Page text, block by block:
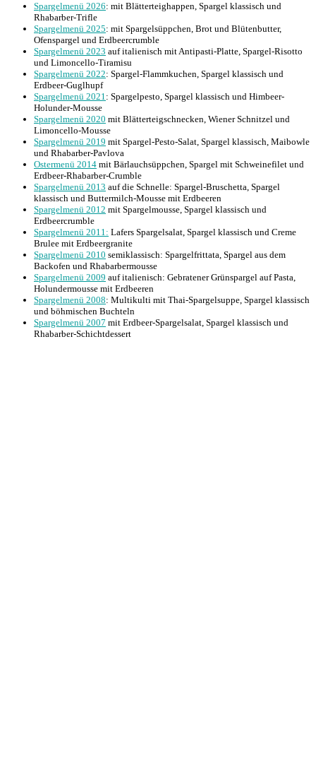
Spargelmenü 2026: mit Blätterteighappen, Spargel klassisch und
Rhabarber-Trifle
Spargelmenü 2025: mit Spargelsüppchen, Brot und Blütenbutter,
Ofenspargel und Erdbeercrumble
Spargelmenü 2023 auf italienisch mit Antipasti-Platte, Spargel-Risotto
und Limoncello-Tiramisu
Spargelmenü 2022: Spargel-Flammkuchen, Spargel klassisch und
Erdbeer-Guglhupf
Spargelmenü 2021: Spargelpesto, Spargel klassisch und Himbeer-
Holunder-Mousse
Spargelmenü 2020 mit Blätterteigschnecken, Wiener Schnitzel und
Limoncello-Mousse
Spargelmenü 2019 mit Spargel-Pesto-Salat, Spargel klassisch, Maibowle
und Rhabarber-Pavlova
Ostermenü 2014 mit Bärlauchsüppchen, Spargel mit Schweinefilet und
Erdbeer-Rhabarber-Crumble
Spargelmenü 2013 auf die Schnelle: Spargel-Bruschetta, Spargel
klassisch und Buttermilch-Mousse mit Erdbeeren
Spargelmenü 2012 mit Spargelmousse, Spargel klassisch und
Erdbeercrumble
Spargelmenü 2011: Lafers Spargelsalat, Spargel klassisch und Creme
Brulee mit Erdbeergranite
Spargelmenü 2010 semiklassisch: Spargelfrittata, Spargel aus dem
Backofen und Rhabarbermousse
Spargelmenü 2009 auf italienisch: Gebratener Grünspargel auf Pasta,
Holundermousse mit Erdbeeren
Spargelmenü 2008: Multikulti mit Thai-Spargelsuppe, Spargel klassisch
und böhmischen Buchteln
Spargelmenü 2007 mit Erdbeer-Spargelsalat, Spargel klassisch und
Rhabarber-Schichtdessert